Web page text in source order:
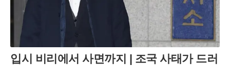
입시 비리에서 사면까지 | 조국 사태가 드러